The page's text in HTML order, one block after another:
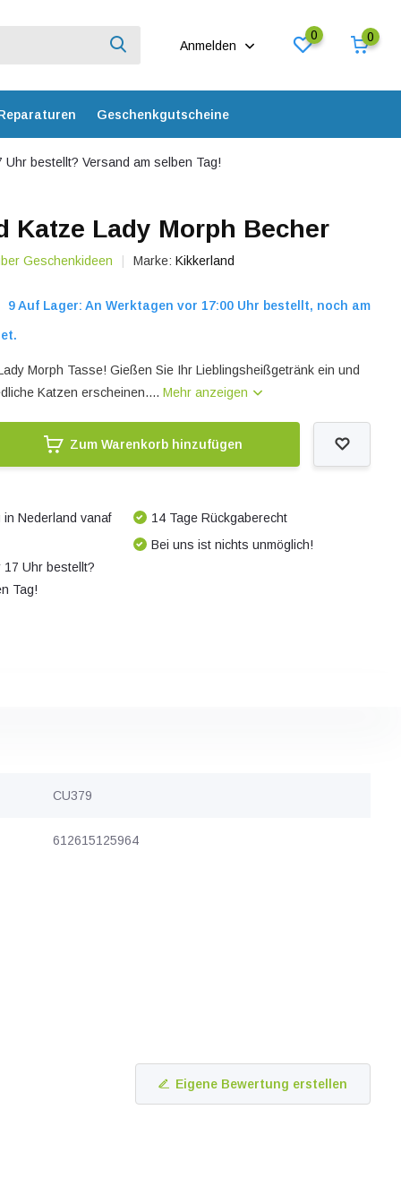
Anmelden
0 0
Geschenkgutscheine
bestellt? Versand am selben Tag!
Katze Lady Morph Becher
Geschenkideen Marke:Kikkerland
9 Auf Lager: An Werktagen vor 17:00 Uhr bestellt, noch am
Morph Tasse! Gießen Sie Ihr Lieblingsheißgetränk ein und
Katzen erscheinen....Mehr anzeigen
Zum Warenkorb hinzufügen
Nederland vanaf
17 Uhr bestellt?
Tag!
14 Tage Rückgaberecht
Bei uns ist nichts unmöglich!
CU379
612615125964
Eigene Bewertung erstellen